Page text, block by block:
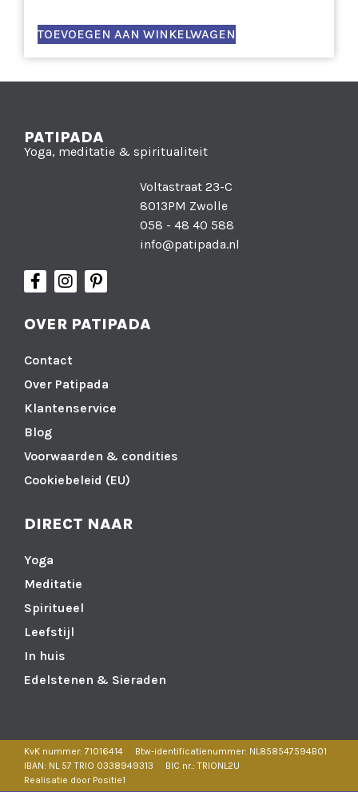
TOEVOEGEN AAN WINKELWAGEN
PATIPADA
Yoga, meditatie & spiritualiteit
Voltastraat 23-C
8013PM Zwolle
058 - 48 40 588
info@patipada.nl
OVER PATIPADA
Contact
Over Patipada
Klantenservice
Blog
Voorwaarden & condities
Cookiebeleid (EU)
DIRECT NAAR
Yoga
Meditatie
Spiritueel
Leefstijl
In huis
Edelstenen & Sieraden
KvK nummer: 71016414
Btw-identificatienummer: NL858547594B01
IBAN: NL 57 TRIO 0338949313
BIC nr.: TRIONL2U
Realisatie door Positie1